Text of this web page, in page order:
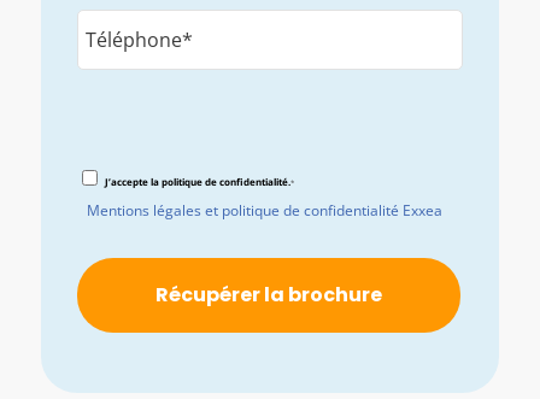
Téléphone*
RGPDJ’accepte la politique de confidentialité.*
Mentions légales et politique de confidentialité Exxea
CAPTCHA